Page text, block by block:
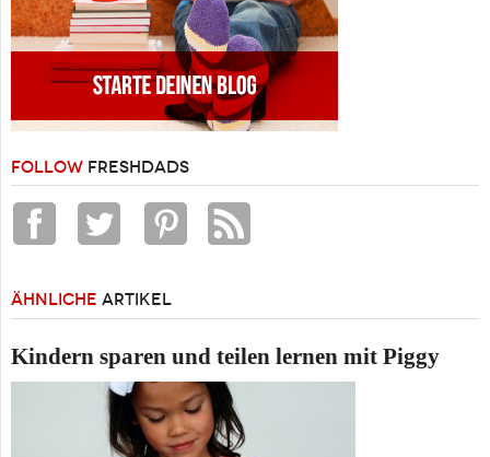
FOLLOW FRESHDADS
ÄHNLICHE ARTIKEL
Kindern sparen und teilen lernen mit Piggy